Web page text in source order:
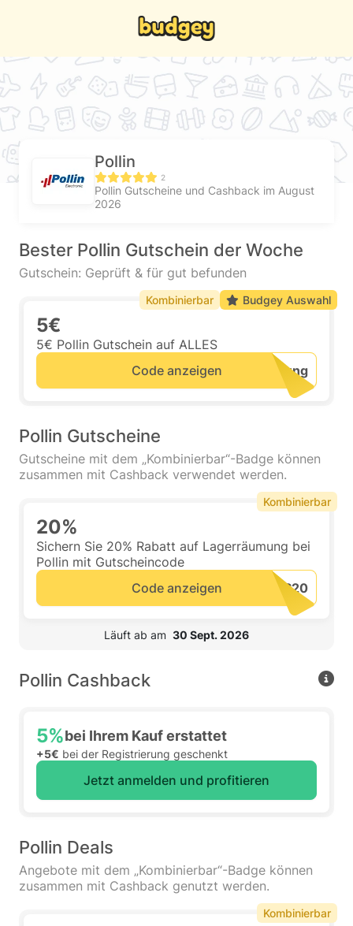
Pollin
2
Pollin Gutscheine und Cashback im August
2026
Bester Pollin Gutschein der Woche
Gutschein: Geprüft & für gut befunden
5€
5€ Pollin Gutschein auf ALLES
Code anzeigen
Kombinierbar Budgey Auswahl
Pollin Gutscheine
Gutscheine mit dem „Kombinierbar“-Badge können
zusammen mit Cashback verwendet werden.
20%
Sichern Sie 20% Rabatt auf Lagerräumung bei
Pollin mit Gutscheincode
Code anzeigen
Läuft ab am 30 Sept. 2026
Kombinierbar
Pollin Cashback
5%bei Ihrem Kauf erstattet
+5€ bei der Registrierung geschenkt
Jetzt anmelden und profitieren
Pollin Deals
Angebote mit dem „Kombinierbar“-Badge können
zusammen mit Cashback genutzt werden.
Kombinierbar